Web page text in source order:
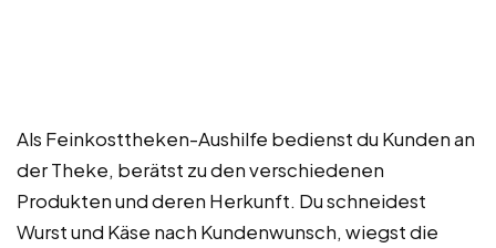
Als Feinkosttheken-Aushilfe bedienst du Kunden an
der Theke, berätst zu den verschiedenen
Produkten und deren Herkunft. Du schneidest
Wurst und Käse nach Kundenwunsch, wiegst die